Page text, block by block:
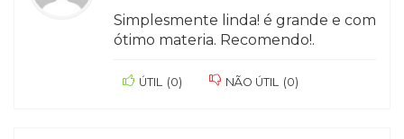
Simplesmente linda! é grande e com
ótimo materia. Recomendo!.
ÚTIL (0) NÃO ÚTIL (0)